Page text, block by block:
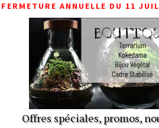
FERMETURE ANNUELLE DU 11
Offres spéciales, promos,